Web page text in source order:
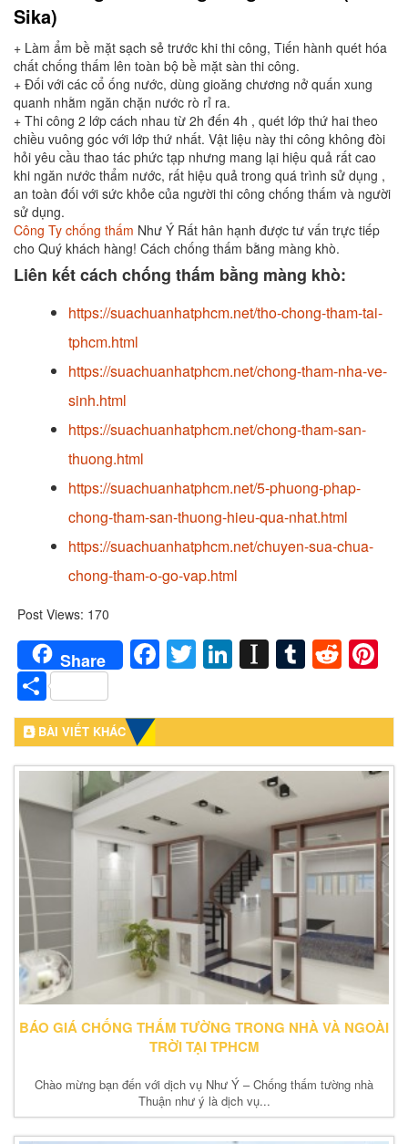
Sika)
+ Làm ẩm bề mặt sạch sẻ trước khi thi công, Tiến hành quét hóa
chất chống thấm lên toàn bộ bề mặt sàn thi công.
+ Đối với các cổ ống nước, dùng gioăng chương nở quấn xung
quanh nhằm ngăn chặn nước rò rỉ ra.
+ Thi công 2 lớp cách nhau từ 2h đến 4h , quét lớp thứ hai theo
chiều vuông góc với lớp thứ nhất. Vật liệu này thi công không đòi
hỏi yêu cầu thao tác phức tạp nhưng mang lại hiệu quả rất cao
khi ngăn nước thẩm nước, rất hiệu quả trong quá trình sử dụng ,
an toàn đối với sức khỏe của người thi công chống thấm và người
sử dụng.
Công Ty chống thấm Như Ý Rất hân hạnh được tư vấn trực tiếp
cho Quý khách hàng! Cách chống thấm bằng màng khò.
Liên kết cách chống thấm bằng màng khò:
https://suachuanhatphcm.net/tho-chong-tham-tai-
tphcm.html
https://suachuanhatphcm.net/chong-tham-nha-ve-
sinh.html
https://suachuanhatphcm.net/chong-tham-san-
thuong.html
https://suachuanhatphcm.net/5-phuong-phap-
chong-tham-san-thuong-hieu-qua-nhat.html
https://suachuanhatphcm.net/chuyen-sua-chua-
chong-tham-o-go-vap.html
Post Views: 170
Share Facebook
Twitter
LinkedIn
Instapaper
Tumblr
Share
BÀI VIẾT KHÁC
BÁO GIÁ CHỐNG THẤM TƯỜNG TRONG NHÀ VÀ NGOÀI
TRỜI TẠI TPHCM
Chào mừng bạn đến với dịch vụ Như Ý – Chống thấm tường nhà
Thuận như ý là dịch vụ...